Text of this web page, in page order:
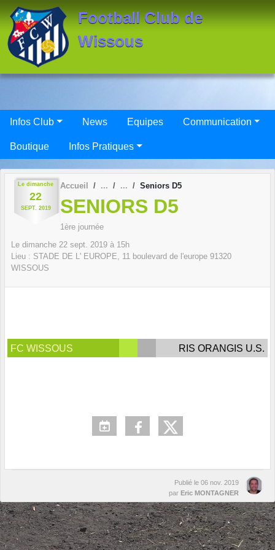
Football Club de
Wissous
Infos Club News Equipes Communication
Boutique Infos Pratiques
Le dimanche
22
SEPT. 2019
Accueil Seniors D5
SENIORS D5
1ère journée
Le dimanche 22 sept. 2019 à 15h
Lieu : STADE DE L' EUROPE, 11 boulevard de l'europe 91320
WISSOUS
FC WISSOUS RIS ORANGIS U.S.
Publié le 06 nov. 2019
par Eric MONTAGNER
Panneau de gestion des cookies